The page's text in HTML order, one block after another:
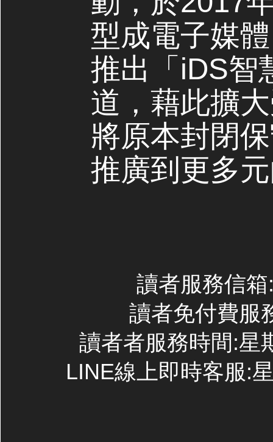
型成電子媒
推出「iDS智
道，藉此擴
將原本封閉
推廣到更多
讀者服務信
讀者免付費服
讀者者服務時間:星
LINE線上即時客服: